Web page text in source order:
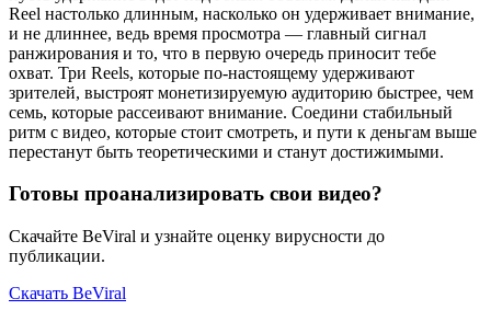
Reel настолько длинным, насколько он удерживает внимание,
и не длиннее, ведь время просмотра — главный сигнал
ранжирования и то, что в первую очередь приносит тебе
охват. Три Reels, которые по-настоящему удерживают
зрителей, выстроят монетизируемую аудиторию быстрее, чем
семь, которые рассеивают внимание. Соедини стабильный
ритм с видео, которые стоит смотреть, и пути к деньгам выше
перестанут быть теоретическими и станут достижимыми.
Готовы проанализировать свои видео?
Скачайте BeViral и узнайте оценку вирусности до
публикации.
Скачать BeViral